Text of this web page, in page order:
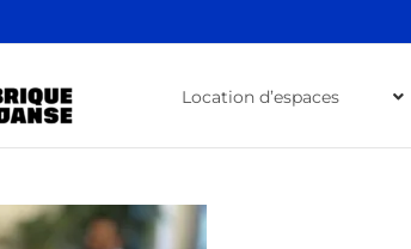
Location d’espaces